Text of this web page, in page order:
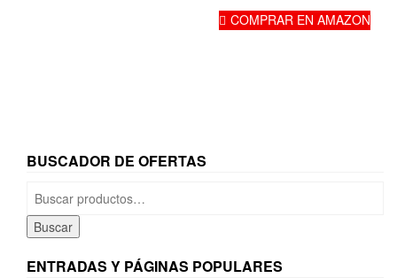
COMPRAR EN AMAZON
BUSCADOR DE OFERTAS
Buscar
por:
Buscar
ENTRADAS Y PÁGINAS POPULARES